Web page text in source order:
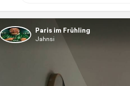
Paris im Frühling
Jahnsi